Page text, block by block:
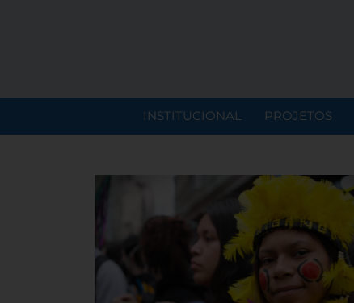
INSTITUCIONAL PROJETOS